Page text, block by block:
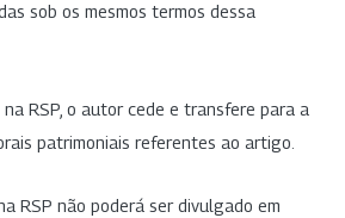
sob os mesmos termos dessa
RSP, o autor cede e transfere para a
patrimoniais referentes ao artigo.
RSP não poderá ser divulgado em